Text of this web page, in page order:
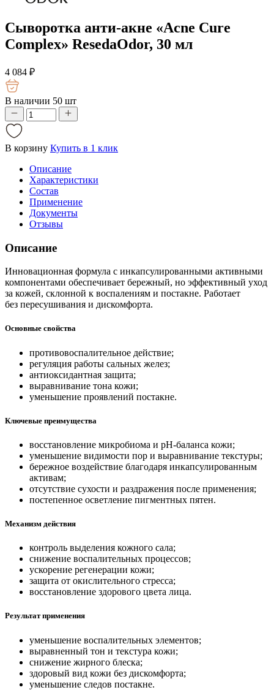
Сыворотка анти-акне «Acne Cure
Complex» ResedaOdor, 30 мл
4 084 ₽
В наличии 50 шт
В корзину Купить в 1 клик
Описание
Характеристики
Состав
Применение
Документы
Отзывы
Описание
Инновационная формула с инкапсулированными активными
компонентами обеспечивает бережный, но эффективный уход
за кожей, склонной к воспалениям и постакне. Работает
без пересушивания и дискомфорта.
Основные свойства
противовоспалительное действие;
регуляция работы сальных желез;
антиоксидантная защита;
выравнивание тона кожи;
уменьшение проявлений постакне.
Ключевые преимущества
восстановление микробиома и pH-баланса кожи;
уменьшение видимости пор и выравнивание текстуры;
бережное воздействие благодаря инкапсулированным
активам;
отсутствие сухости и раздражения после применения;
постепенное осветление пигментных пятен.
Механизм действия
контроль выделения кожного сала;
снижение воспалительных процессов;
ускорение регенерации кожи;
защита от окислительного стресса;
восстановление здорового цвета лица.
Результат применения
уменьшение воспалительных элементов;
выравненный тон и текстура кожи;
снижение жирного блеска;
здоровый вид кожи без дискомфорта;
уменьшение следов постакне.